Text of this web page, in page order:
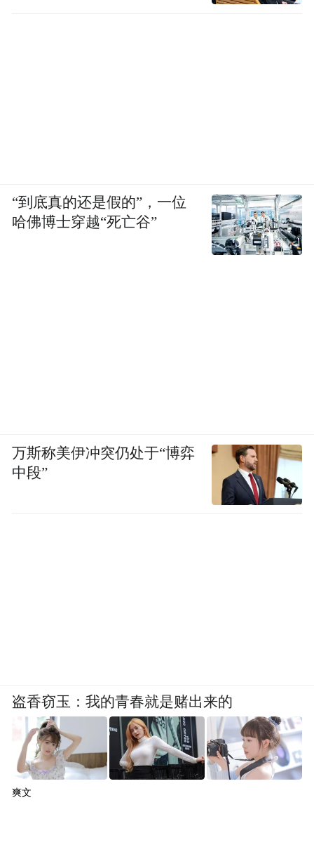
“到底真的还是假的”，一位
哈佛博士穿越“死亡谷”
万斯称美伊冲突仍处于“博弈
中段”
盗香窃玉：我的青春就是赌出来的
爽文